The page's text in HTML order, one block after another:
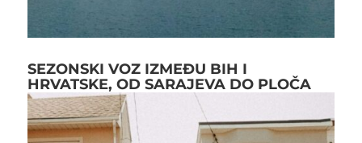
SEZONSKI VOZ IZMEĐU BIH I
HRVATSKE, OD SARAJEVA DO PLOČA